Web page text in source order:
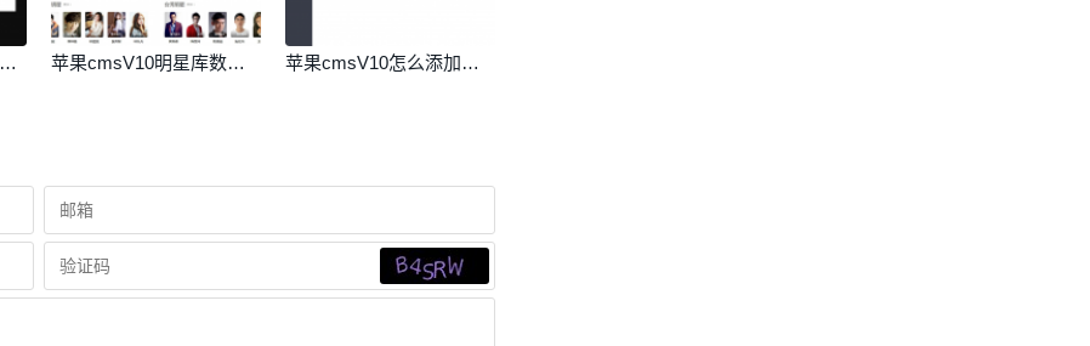
苹果CMSV10伪静态基础讲解和伪静态设置教程 苹果cmsV10明星库数据免采集导入即用 苹果cmsV10怎么添加专题详细教程